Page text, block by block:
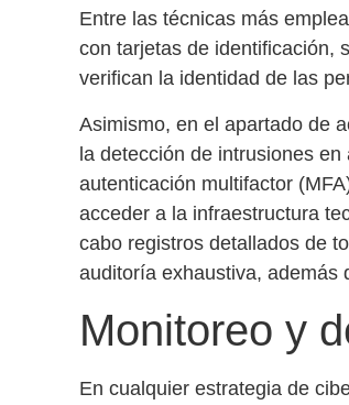
Entre las técnicas más
con tarjetas de identificación,
verifican la identidad de las
Asimismo, en el apartado de
la detección de intrusiones en
autenticación multifactor
acceder a la infraestructura
cabo registros detallados de
auditoría exhaustiva, además
Monitoreo y
En cualquier estrategia de